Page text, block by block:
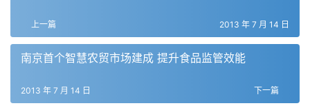
上一篇 2013 年 7 月 14 日
南京首个智慧农贸市场建成 提升食品监管效能
下一篇
2013 年 7 月 14 日